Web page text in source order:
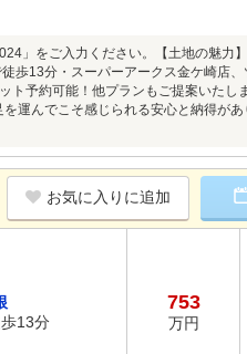
」をご入力ください。【土地の魅力
歩13分・スーパーアークス金ケ崎店
ト予約可能！他プランもご提案いた
運んでこそ感じられる安心と納得が
お気に入りに追加
13分
753
万円